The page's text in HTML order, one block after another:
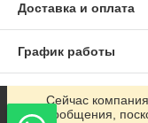
Доставка и оплата
График работы
Полная версия сайта
Сейчас
сообщения,